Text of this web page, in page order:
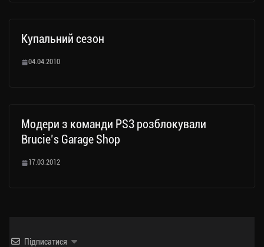
Купальний сезон
04.04.2010
Модери з команди PS3 розблокували
Brucie’s Garage Shop
17.03.2012
Підписатися